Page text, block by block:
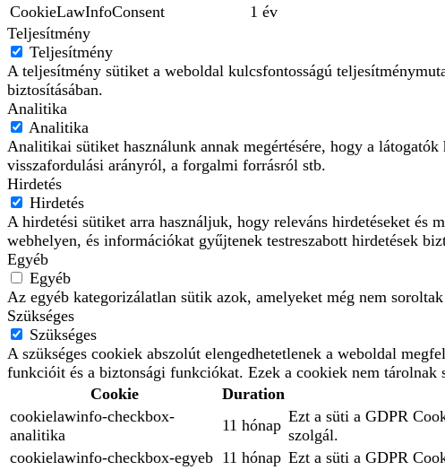
CookieLawInfoConsent
1 év
Teljesítmény
Teljesítmény
A teljesítmény sütiket a weboldal kulcsfontosságú
biztosításában.
Analitika
Analitika
Analitikai sütiket használunk annak megértésére, hogy a
visszafordulási arányról, a forgalmi forrásról stb.
Hirdetés
Hirdetés
A hirdetési sütiket arra használjuk, hogy releváns hirdetéseket és
webhelyen, és információkat gyűjtenek testreszabott hirdetések
Egyéb
Egyéb
Az egyéb kategorizálatlan sütik azok, amelyeket még nem
Szükséges
Szükséges
A szükséges cookiek abszolút elengedhetetlenek a weboldal
funkcióit és a biztonsági funkciókat. Ezek a cookiek nem tárolnak
Cookie
Duration
cookielawinfo-checkbox-
analitika
11 hónap Ezt a süti a GDPR
szolgál.
cookielawinfo-checkbox-egyeb 11 hónap Ezt a süti a GDPR